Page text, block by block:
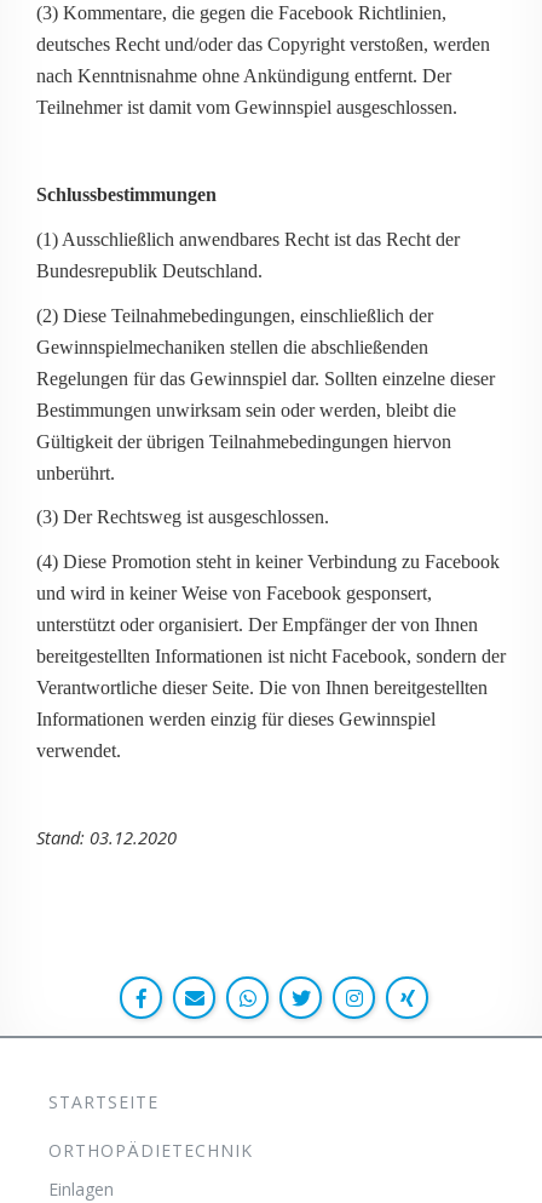
(3) Kommentare, die gegen die Facebook Richtlinien,
deutsches Recht und/oder das Copyright verstoßen, werden
nach Kenntnisnahme ohne Ankündigung entfernt. Der
Teilnehmer ist damit vom Gewinnspiel ausgeschlossen.
Schlussbestimmungen
(1) Ausschließlich anwendbares Recht ist das Recht der
Bundesrepublik Deutschland.
(2) Diese Teilnahmebedingungen, einschließlich der
Gewinnspielmechaniken stellen die abschließenden
Regelungen für das Gewinnspiel dar. Sollten einzelne dieser
Bestimmungen unwirksam sein oder werden, bleibt die
Gültigkeit der übrigen Teilnahmebedingungen hiervon
unberührt.
(3) Der Rechtsweg ist ausgeschlossen.
(4) Diese Promotion steht in keiner Verbindung zu Facebook
und wird in keiner Weise von Facebook gesponsert,
unterstützt oder organisiert. Der Empfänger der von Ihnen
bereitgestellten Informationen ist nicht Facebook, sondern der
Verantwortliche dieser Seite. Die von Ihnen bereitgestellten
Informationen werden einzig für dieses Gewinnspiel
verwendet.
Stand: 03.12.2020
STARTSEITE
ORTHOPÄDIETECHNIK
Einlagen